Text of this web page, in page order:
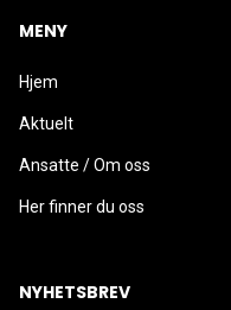
MENY
Hjem
Aktuelt
Ansatte / Om oss
Her finner du oss
NYHETSBREV